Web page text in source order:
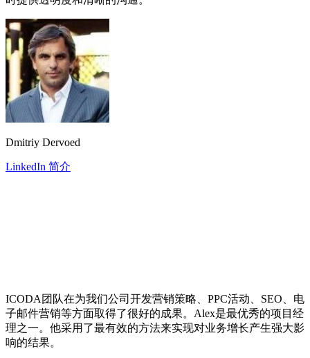
Dmitriy Dervoed
LinkedIn 简介
ICODA团队在为我们公司开发营销策略、PPC活动、SEO、电
子邮件营销等方面取得了很好的成果。Alex是最优秀的项目经
理之一。他采用了最有效的方法来实现对业务增长产生强大影
响的结果。